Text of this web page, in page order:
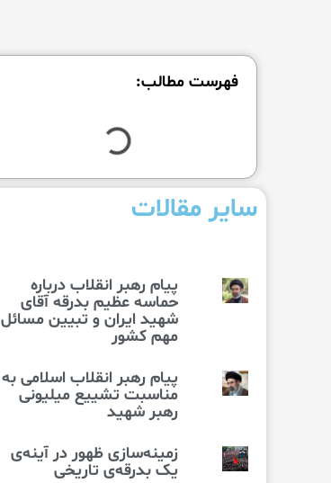
فهرست مطالب:
سایر مقالات
پیام رهبر انقلاب درباره
حماسه عظیم بدرقه آقای
شهید ایران و تبیین مسائل
مهم کشور
پیام رهبر انقلاب اسلامی به
مناسبت تشییع میلیونی
رهبر شهید
زمینه‌سازی ظهور در آینه‌ی
یک بدرقه‌ی تاریخی